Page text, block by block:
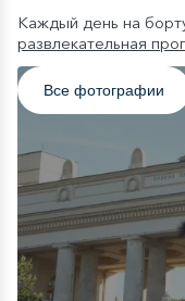
Каждый день на
развлекательная
Все фотографии